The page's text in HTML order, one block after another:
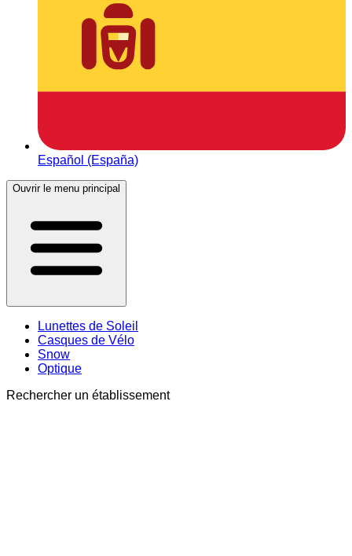
Español (España)
Ouvrir le menu principal
Lunettes de Soleil
Casques de Vélo
Snow
Optique
Rechercher un établissement